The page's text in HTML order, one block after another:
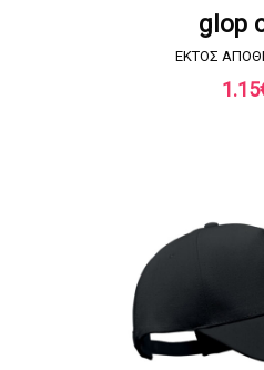
ΖΗΤΗΣΤΕ
glop
EKTOΣ
1.15